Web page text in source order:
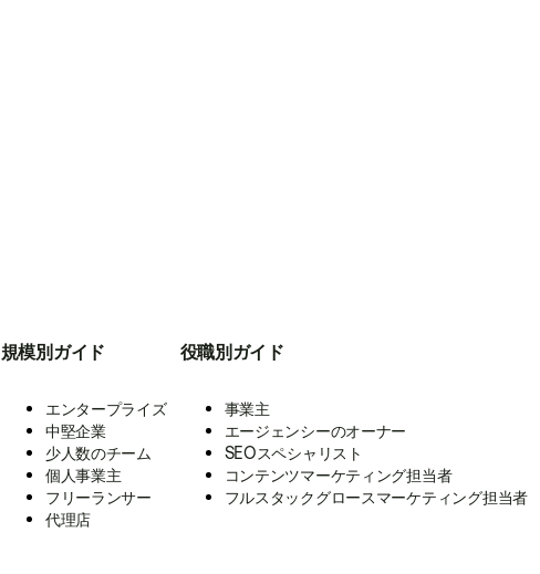
規模別ガイド
エンタープライズ
中堅企業
少人数のチーム
個人事業主
フリーランサー
代理店
役職別ガイド
事業主
エージェンシーのオーナー
SEOスペシャリスト
コンテンツマーケティング担当者
フルスタックグロースマーケティング担当者